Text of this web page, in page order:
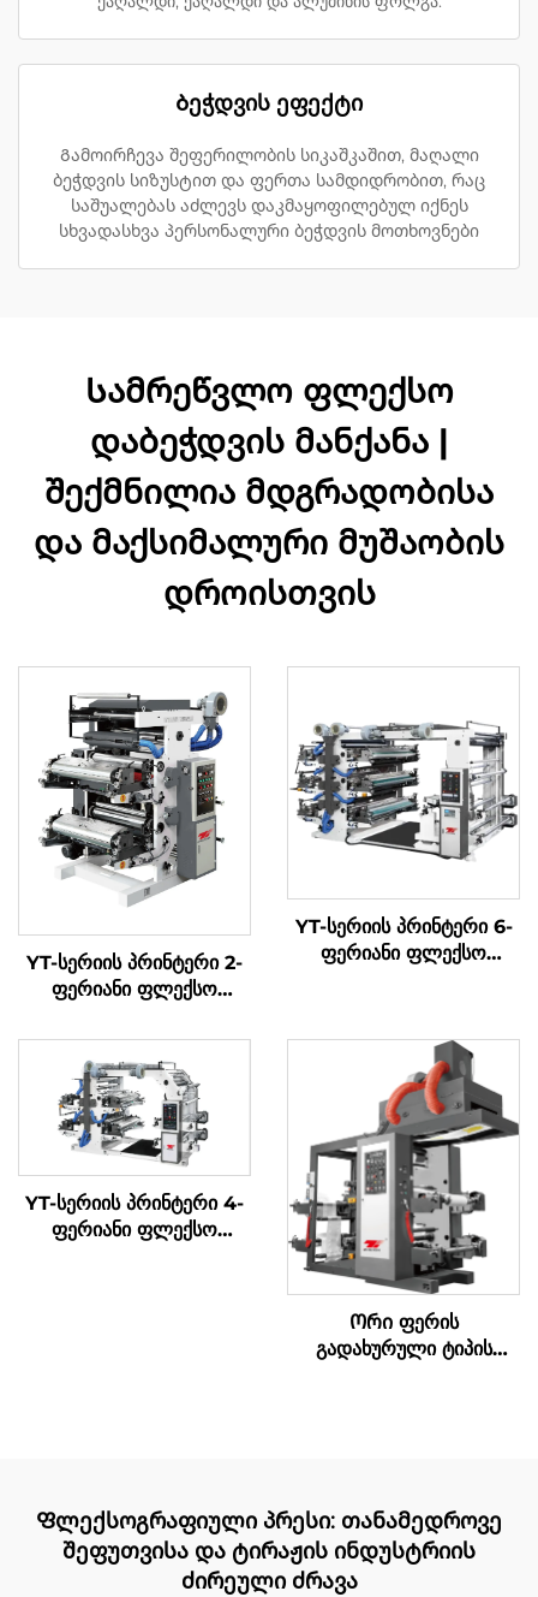
Ბეჭდვის ეფექტი
Გამოირჩევა შეფერილობის სიკაშკაშით, მაღალი
ბეჭდვის სიზუსტით და ფერთა სამდიდრობით, რაც
საშუალებას აძლევს დაკმაყოფილებულ იქნეს
სხვადასხვა პერსონალური ბეჭდვის მოთხოვნები
Სამრეწვლო ფლექსო
დაბეჭდვის მანქანა |
შექმნილია მდგრადობისა
და მაქსიმალური მუშაობის
დროისთვის
YT-სერიის პრინტერი 2-
ფერიანი ფლექსო
YT-სერიის პრინტერი 6-
ფერიანი ფლექსო
YT-სერიის პრინტერი 4-
ფერიანი ფლექსო
Ორი ფერის
გადახურული ტიპის
Ფლექსოგრაფიული პრესი: თანამედროვე
შეფუთვისა და ტირაჟის ინდუსტრიის
ძირეული ძრავა